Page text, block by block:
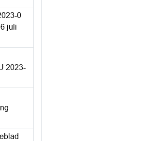
0
juli
2023-